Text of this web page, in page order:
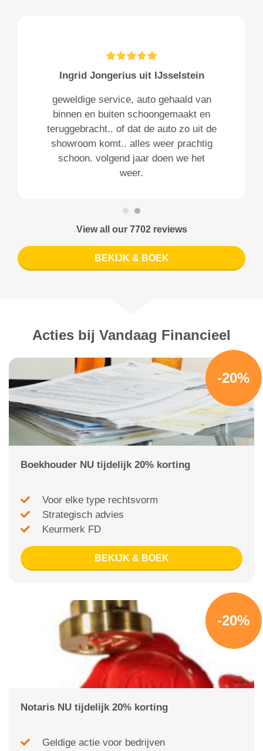
Ingrid Jongerius uit IJsselstein
geweldige service, auto gehaald van
binnen en buiten schoongemaakt en
teruggebracht.. of dat de auto zo uit de
showroom komt.. alles weer prachtig
schoon. volgend jaar doen we het
weer.
View all our 7702 reviews
BEKIJK & BOEK
Acties bij Vandaag Financieel
-20%
Boekhouder NU tijdelijk 20% korting
Voor elke type rechtsvorm
Strategisch advies
Keurmerk FD
BEKIJK & BOEK
-20%
Notaris NU tijdelijk 20% korting
Geldige actie voor bedrijven